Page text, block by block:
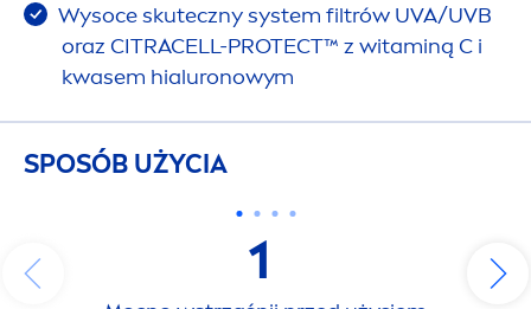
Wysoce skuteczny system filtrów UVA/UVB
oraz CITRACELL-PROTECT™ z witaminą C i
kwasem hialuronowym
SPOSÓB UŻYCIA
1